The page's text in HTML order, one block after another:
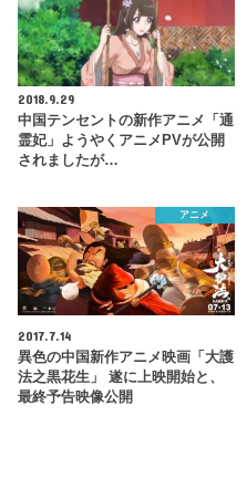
2018.9.29
中国テンセントの新作アニメ「通
霊妃」ようやくアニメPVが公開
されましたが…
アニメ
2017.7.14
異色の中国新作アニメ映画「大護
法之黒花生」 遂に上映開始と、
最終予告映像公開